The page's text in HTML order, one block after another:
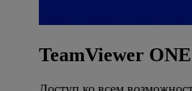
TeamViewer ONE